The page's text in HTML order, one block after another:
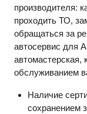
производителя:
проходить ТО,
обращаться за
автосервис для
автомастерская,
обслуживанием
Наличие
сохранением